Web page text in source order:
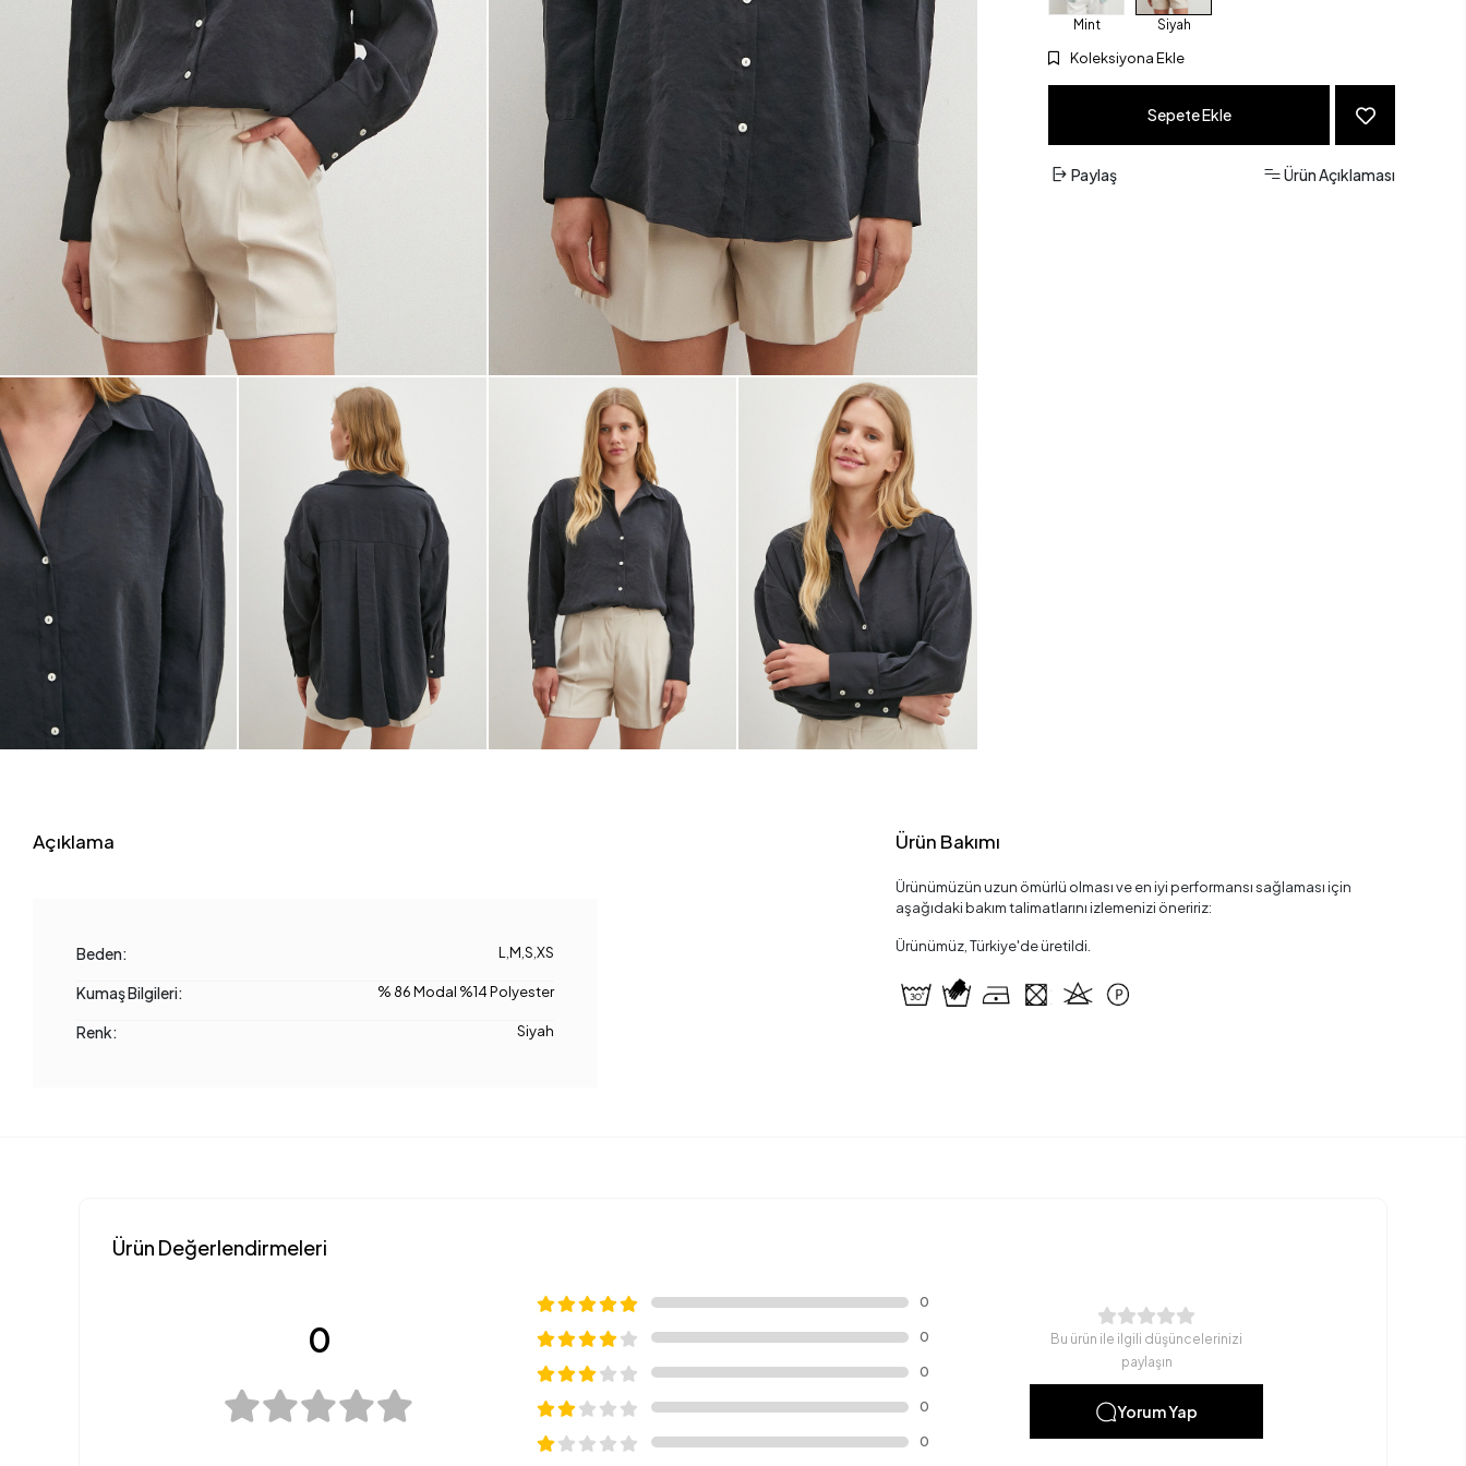
Mint Siyah
Koleksiyona Ekle
Sepete Ekle
Paylaş Ürün Açıklaması
Açıklama
Beden: L ,M ,S ,XS
Kumaş Bilgileri: % 86 Modal %14 Polyester
Renk: Siyah
Ürün Bakımı
Ürünümüzün uzun ömürlü olması ve en iyi performansı sağlaması için
aşağıdaki bakım talimatlarını izlemenizi öneririz:
Ürünümüz, Türkiye'de üretildi.
Ürün Değerlendirmeleri
0
0
0
0
0
0
Bu ürün ile ilgili düşüncelerinizi
paylaşın
Yorum Yap